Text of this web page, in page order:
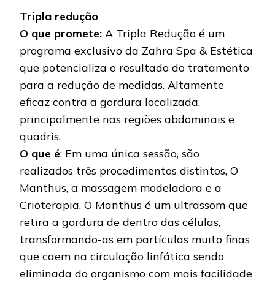
Tripla redução
O que promete: A Tripla Redução é um
programa exclusivo da Zahra Spa & Estética
que potencializa o resultado do tratamento
para a redução de medidas. Altamente
eficaz contra a gordura localizada,
principalmente nas regiões abdominais e
quadris.
O que é: Em uma única sessão, são
realizados três procedimentos distintos, O
Manthus, a massagem modeladora e a
Crioterapia. O Manthus é um ultrassom que
retira a gordura de dentro das células,
transformando-as em partículas muito finas
que caem na circulação linfática sendo
eliminada do organismo com mais facilidade